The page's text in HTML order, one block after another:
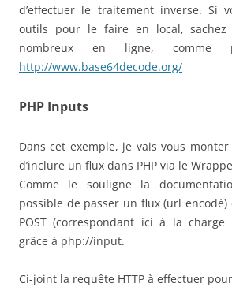
d’effectuer le traitement inverse. Si
outils pour le faire en local, sachez
nombreux en ligne, comme
http://www.base64decode.org/
PHP Inputs
Dans cet exemple, je vais vous
d’inclure un flux dans PHP via le
Comme le souligne la
possible de passer un flux (url encodé)
POST (correspondant ici à la charge
grâce à php://input.
Ci-joint la requête HTTP à effectuer